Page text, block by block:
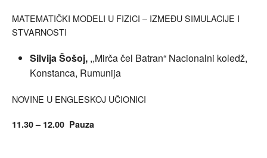
MATEMATIČKI MODELI U FIZICI – IZMEĐU SIMULACIJE I
STVARNOSTI
Silvija Šošoj, ,,Mirča čel Batran“ Nacionalni koledž,
Konstanca, Rumunija
NOVINE U ENGLESKOJ UČIONICI
11.30 – 12.00 Pauza